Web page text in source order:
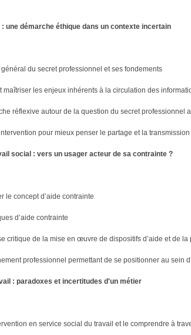
une démarche éthique dans un contexte incertain
du secret professionnel et ses fondements
maîtriser les enjeux inhérents à la circulation des
réflexive autour de la question du secret professionnel
pour mieux penser le partage et la transmission
social : vers un usager acteur de sa contrainte ?
le concept d’aide contrainte
d’aide contrainte
critique de la mise en œuvre de dispositifs d’aide et de
professionnel permettant de se positionner au sein
: paradoxes et incertitudes d'un métier
en service social du travail et le comprendre à